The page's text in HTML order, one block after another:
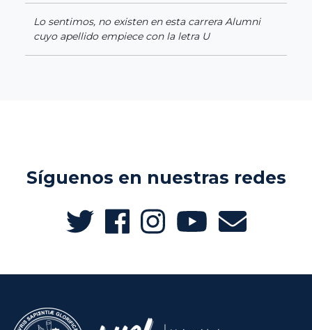
Lo sentimos, no existen en esta carrera Alumni
cuyo apellido empiece con la letra U
Síguenos en nuestras redes